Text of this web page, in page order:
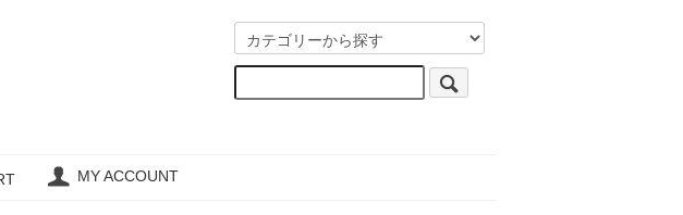
MY ACCOUNT